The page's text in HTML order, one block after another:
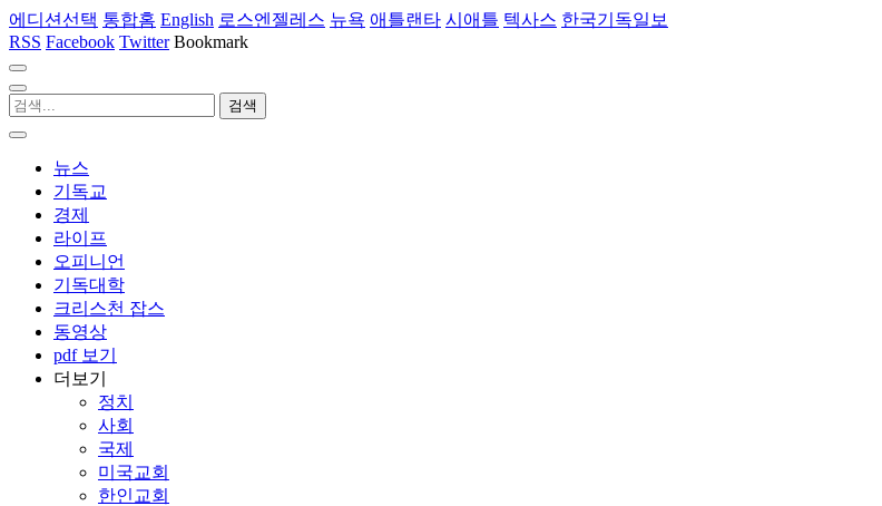
에디션선택 통합홈 English 로스엔젤레스 뉴욕 애틀랜타 시애틀 텍사스 한국기독일보
RSS Facebook Twitter Bookmark
뉴스
기독교
경제
라이프
오피니언
기독대학
크리스천 잡스
동영상
pdf 보기
더보기
정치
사회
국제
미국교회
한인교회